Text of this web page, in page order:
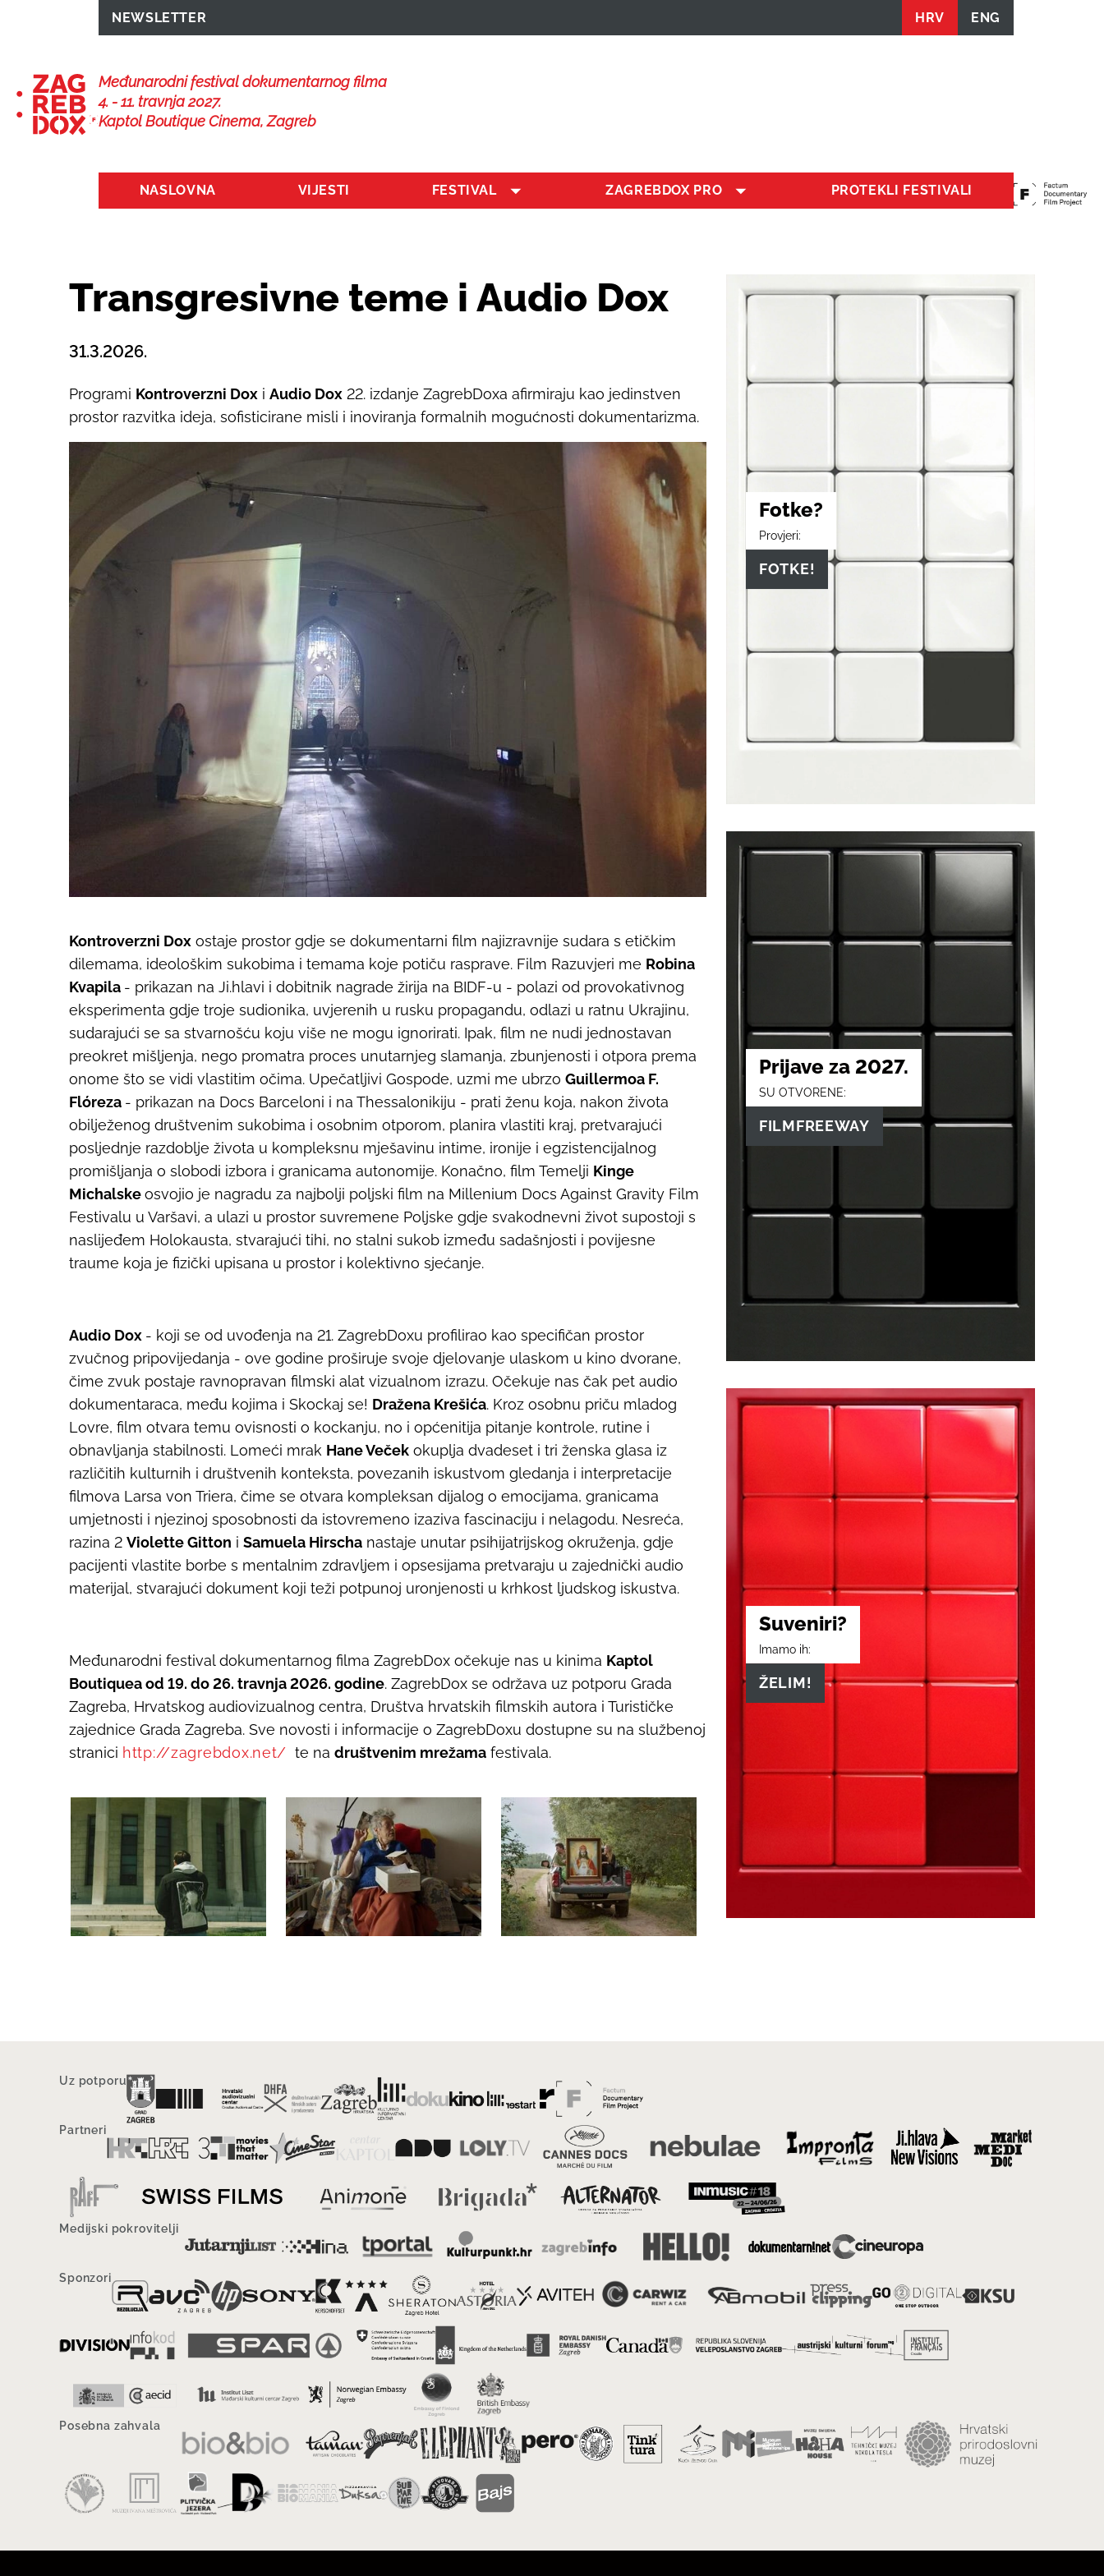
NEWSLETTER HRV ENG
Međunarodni festival dokumentarnog filma
4. - 11. travnja 2027.
Kaptol Boutique Cinema, Zagreb
NASLOVNA VIJESTI FESTIVAL ZAGREBDOX PRO PROTEKLI FESTIVALI
Transgresivne teme i Audio Dox
31.3.2026.
Programi Kontroverzni Dox i Audio Dox 22. izdanje ZagrebDoxa afirmiraju kao jedinstven
prostor razvitka ideja, sofisticirane misli i inoviranja formalnih mogućnosti dokumentarizma.
Kontroverzni Dox ostaje prostor gdje se dokumentarni film najizravnije sudara s etičkim
dilemama, ideološkim sukobima i temama koje potiču rasprave. Film Razuvjeri me Robina
Kvapila - prikazan na Ji.hlavi i dobitnik nagrade žirija na BIDF-u - polazi od provokativnog
eksperimenta gdje troje sudionika, uvjerenih u rusku propagandu, odlazi u ratnu Ukrajinu,
sudarajući se sa stvarnošću koju više ne mogu ignorirati. Ipak, film ne nudi jednostavan
preokret mišljenja, nego promatra proces unutarnjeg slamanja, zbunjenosti i otpora prema
onome što se vidi vlastitim očima. Upečatljivi Gospode, uzmi me ubrzo Guillermoa F.
Flóreza - prikazan na Docs Barceloni i na Thessalonikiju - prati ženu koja, nakon života
obilježenog društvenim sukobima i osobnim otporom, planira vlastiti kraj, pretvarajući
posljednje razdoblje života u kompleksnu mješavinu intime, ironije i egzistencijalnog
promišljanja o slobodi izbora i granicama autonomije. Konačno, film Temelji Kinge
Michalskeosvojio je nagradu za najbolji poljski film na Millenium Docs Against Gravity Film
Festivalu u Varšavi, a ulazi u prostor suvremene Poljske gdje svakodnevni život supostoji s
naslijeđem Holokausta, stvarajući tihi, no stalni sukob između sadašnjosti i povijesne
traume koja je fizički upisana u prostor i kolektivno sjećanje.
Audio Dox - koji se od uvođenja na 21. ZagrebDoxu profilirao kao specifičan prostor
zvučnog pripovijedanja - ove godine proširuje svoje djelovanje ulaskom u kino dvorane,
čime zvuk postaje ravnopravan filmski alat vizualnom izrazu. Očekuje nas čak pet audio
dokumentaraca, među kojima i Skockaj se! Dražena Krešića. Kroz osobnu priču mladog
Lovre, film otvara temu ovisnosti o kockanju, no i općenitija pitanje kontrole, rutine i
obnavljanja stabilnosti. Lomeći mrak Hane Veček okuplja dvadeset i tri ženska glasa iz
različitih kulturnih i društvenih konteksta, povezanih iskustvom gledanja i interpretacije
filmova Larsa von Triera, čime se otvara kompleksan dijalog o emocijama, granicama
umjetnosti i njezinoj sposobnosti da istovremeno izaziva fascinaciju i nelagodu. Nesreća,
razina 2 Violette Gitton i Samuela Hirscha nastaje unutar psihijatrijskog okruženja, gdje
pacijenti vlastite borbe s mentalnim zdravljem i opsesijama pretvaraju u zajednički audio
materijal, stvarajući dokument koji teži potpunoj uronjenosti u krhkost ljudskog iskustva.
Međunarodni festival dokumentarnog filma ZagrebDox očekuje nas u kinima Kaptol
Boutiquea od 19. do 26. travnja 2026. godine. ZagrebDox se održava uz potporu Grada
Zagreba, Hrvatskog audiovizualnog centra, Društva hrvatskih filmskih autora i Turističke
zajednice Grada Zagreba. Sve novosti i informacije o ZagrebDoxu dostupne su na službenoj
stranici http://zagrebdox.net/ te nadruštvenim mrežama festivala.
Fotke?
Provjeri:
FOTKE!
Prijave za 2027.
SU OTVORENE:
FILMFREEWAY
Suveniri?
Imamo ih:
ŽELIM!
Uz potporu
Partneri
Medijski pokrovitelji
Sponzori
Posebna zahvala